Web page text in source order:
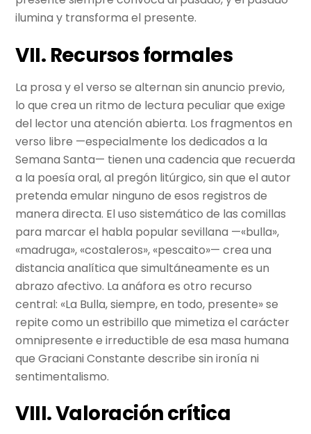
ilumina y transforma el presente.
VII. Recursos formales
La prosa y el verso se alternan sin anuncio previo,
lo que crea un ritmo de lectura peculiar que exige
del lector una atención abierta. Los fragmentos en
verso libre —especialmente los dedicados a la
Semana Santa— tienen una cadencia que recuerda
a la poesía oral, al pregón litúrgico, sin que el autor
pretenda emular ninguno de esos registros de
manera directa. El uso sistemático de las comillas
para marcar el habla popular sevillana —«bulla»,
«madruga», «costaleros», «pescaito»— crea una
distancia analítica que simultáneamente es un
abrazo afectivo. La anáfora es otro recurso
central: «La Bulla, siempre, en todo, presente» se
repite como un estribillo que mimetiza el carácter
omnipresente e irreductible de esa masa humana
que Graciani Constante describe sin ironía ni
sentimentalismo.
VIII. Valoración crítica